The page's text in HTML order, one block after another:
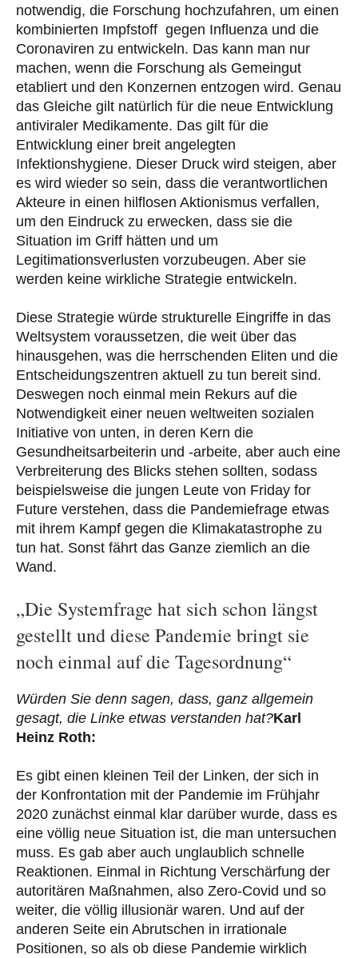
notwendig, die Forschung hochzufahren, um einen
kombinierten Impfstoff gegen Influenza und die
Coronaviren zu entwickeln. Das kann man nur
machen, wenn die Forschung als Gemeingut
etabliert und den Konzernen entzogen wird. Genau
das Gleiche gilt natürlich für die neue Entwicklung
antiviraler Medikamente. Das gilt für die
Entwicklung einer breit angelegten
Infektionshygiene. Dieser Druck wird steigen, aber
es wird wieder so sein, dass die verantwortlichen
Akteure in einen hilflosen Aktionismus verfallen,
um den Eindruck zu erwecken, dass sie die
Situation im Griff hätten und um
Legitimationsverlusten vorzubeugen. Aber sie
werden keine wirkliche Strategie entwickeln.
Diese Strategie würde strukturelle Eingriffe in das
Weltsystem voraussetzen, die weit über das
hinausgehen, was die herrschenden Eliten und die
Entscheidungszentren aktuell zu tun bereit sind.
Deswegen noch einmal mein Rekurs auf die
Notwendigkeit einer neuen weltweiten sozialen
Initiative von unten, in deren Kern die
Gesundheitsarbeiterin und -arbeite, aber auch eine
Verbreiterung des Blicks stehen sollten, sodass
beispielsweise die jungen Leute von Friday for
Future verstehen, dass die Pandemiefrage etwas
mit ihrem Kampf gegen die Klimakatastrophe zu
tun hat. Sonst fährt das Ganze ziemlich an die
Wand.
„Die Systemfrage hat sich schon längst
gestellt und diese Pandemie bringt sie
noch einmal auf die Tagesordnung“
Würden Sie denn sagen, dass, ganz allgemein
gesagt, die Linke etwas verstanden hat?Karl
Heinz Roth:
Es gibt einen kleinen Teil der Linken, der sich in
der Konfrontation mit der Pandemie im Frühjahr
2020 zunächst einmal klar darüber wurde, dass es
eine völlig neue Situation ist, die man untersuchen
muss. Es gab aber auch unglaublich schnelle
Reaktionen. Einmal in Richtung Verschärfung der
autoritären Maßnahmen, also Zero-Covid und so
weiter, die völlig illusionär waren. Und auf der
anderen Seite ein Abrutschen in irrationale
Positionen, so als ob diese Pandemie wirklich